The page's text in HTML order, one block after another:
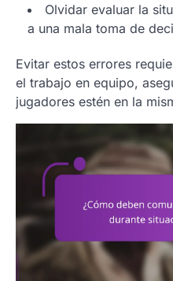
Olvidar evaluar la
a una mala toma de
Evitar estos errores
el trabajo en equipo,
jugadores estén en la